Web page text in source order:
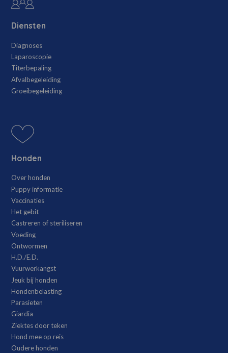
Diensten
Diagnoses
Laparoscopie
Titerbepaling
Afvalbegeleiding
Groeibegeleiding
Honden
Over honden
Puppy informatie
Vaccinaties
Het gebit
Castreren of steriliseren
Voeding
Ontwormen
H.D./E.D.
Vuurwerkangst
Jeuk bij honden
Hondenbelasting
Parasieten
Giardia
Ziektes door teken
Hond mee op reis
Oudere honden